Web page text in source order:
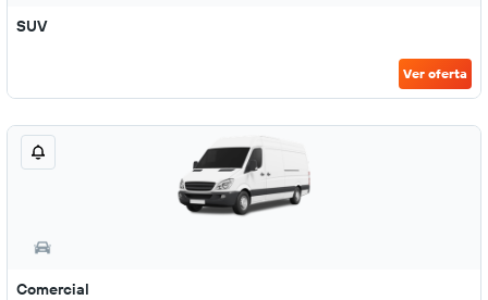
SUV
Ver oferta
Comercial